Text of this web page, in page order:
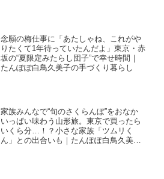
念願の梅仕事に「あたしゃね、これがや
りたくて1年待っていたんだよ」東京・赤
坂の“夏限定みたらし団子”で幸せ時間｜
たんぽぽ白鳥久美子の手づくり暮らし
家族みんなで“旬のさくらんぼ”をおなか
いっぱい味わう山形旅。東京で買ったら
いくら分…！？小さな家族「ツムリく
ん」との出合いも｜たんぽぽ白鳥久美子